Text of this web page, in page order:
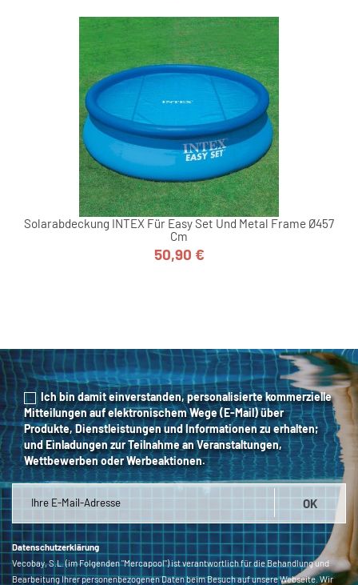
Solarabdeckung INTEX Für Easy Set Und Metal Frame Ø457
Cm
Preis
50,90 €
Ich bin damit einverstanden, personalisierte kommerzielle
Mitteilungen auf elektronischem Wege (E-Mail) über
Produkte, Dienstleistungen und Informationen zu erhalten;
und Einladungen zur Teilnahme an Veranstaltungen,
Wettbewerben oder Werbeaktionen.
Datenschutzerklärung
Vecobay, S.L. (im Folgenden "Mercapool") ist verantwortlich für die Behandlung und
Bearbeitung Ihrer personenbezogenen Daten beim Besuch auf unsere Webseite. Wir